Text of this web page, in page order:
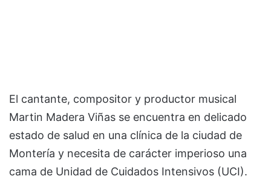
El cantante, compositor y productor musical
Martin Madera Viñas se encuentra en delicado
estado de salud en una clínica de la ciudad de
Montería y necesita de carácter imperioso una
cama de Unidad de Cuidados Intensivos (UCI).